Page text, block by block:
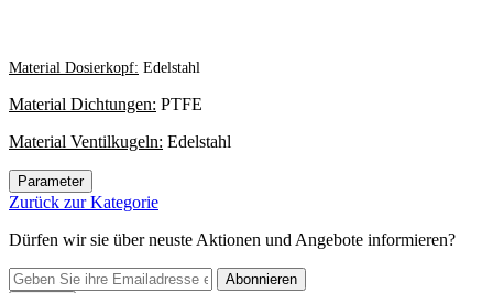
Material Dosierkopf: Edelstahl
Material Dichtungen: PTFE
Material Ventilkugeln: Edelstahl
Parameter
Zurück zur Kategorie
Dürfen wir sie über neuste Aktionen und Angebote informieren?
Abonnieren